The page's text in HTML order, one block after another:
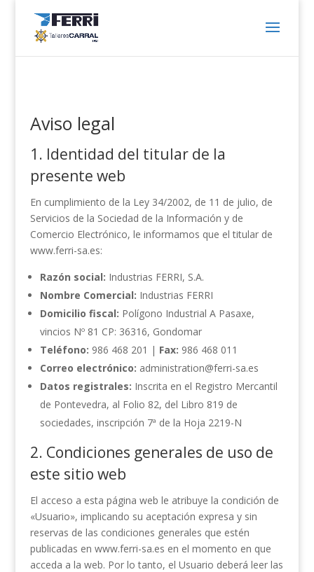
Aviso legal
1. Identidad del titular de la
presente web
En cumplimiento de la Ley 34/2002, de 11 de julio, de
Servicios de la Sociedad de la Información y de
Comercio Electrónico, le informamos que el titular de
www.ferri-sa.es:
Razón social: Industrias FERRI, S.A.
Nombre Comercial: Industrias FERRI
Domicilio fiscal: Polígono Industrial A Pasaxe,
vincios Nº 81 CP: 36316, Gondomar
Teléfono: 986 468 201 | Fax: 986 468 011
Correo electrónico: administration@ferri-sa.es
Datos registrales: Inscrita en el Registro Mercantil
de Pontevedra, al Folio 82, del Libro 819 de
sociedades, inscripción 7ª de la Hoja 2219-N
2. Condiciones generales de uso de
este sitio web
El acceso a esta página web le atribuye la condición de
«Usuario», implicando su aceptación expresa y sin
reservas de las condiciones generales que estén
publicadas en www.ferri-sa.es en el momento en que
acceda a la web. Por lo tanto, el Usuario deberá leer las